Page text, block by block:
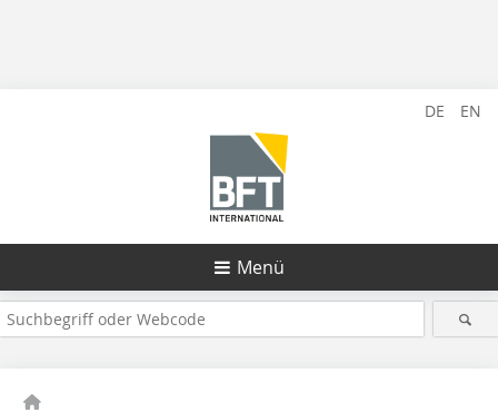
DE EN
Menü